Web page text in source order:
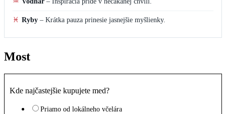
♓ Ryby – Krátka pauza prinesie jasnejšie myšlienky.
Most
Kde najčastejšie kupujete med?
Priamo od lokálneho včelára